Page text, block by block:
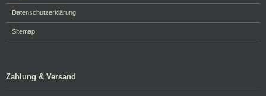
Datenschutzerklärung
Sitemap
Zahlung & Versand